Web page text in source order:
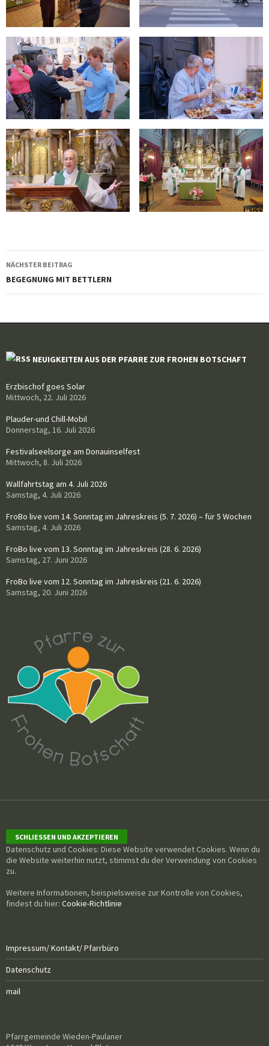
Beitragsnavigation
NÄCHSTER BEITRAG
BEGEGNUNG MIT BETTLERN
NEUIGKEITEN AUS DER PFARRE ZUR FROHEN BOTSCHAFT
Erzbischof goes Solar
Mittwoch, 22. Juli 2026
Plauder-und Chill-Mobil
Donnerstag, 16. Juli 2026
Festivalseelsorge am Donauinselfest
Mittwoch, 8. Juli 2026
Wallfahrtstag am 4. Juli 2026
Samstag, 4. Juli 2026
FroBo live vom 14. Sonntag im Jahreskreis (5. 7. 2026) – für 5 Wochen
Samstag, 4. Juli 2026
FroBo live vom 13. Sonntag im Jahreskreis (28. 6. 2026)
Samstag, 27. Juni 2026
FroBo live vom 12. Sonntag im Jahreskreis (21. 6. 2026)
Samstag, 20. Juni 2026
Datenschutz und Cookies: Diese Website verwendet Cookies. Wenn du
die Website weiterhin nutzt, stimmst du der Verwendung von Cookies
zu.
Weitere Informationen, beispielsweise zur Kontrolle von Cookies,
findest du hier: Cookie-Richtlinie
Impressum/ Kontakt/ Pfarrbüro
Datenschutz
mail
Pfarrgemeinde Wieden-Paulaner